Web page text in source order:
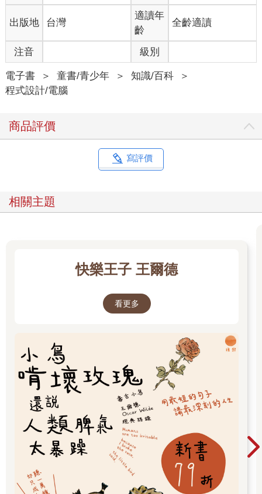
出版地 台灣
適讀年
齡
全齡適讀
注音 級別
電子書 ＞ 童書/青少年 ＞ 知識/百科
＞
程式設計/電腦
商品評價
寫評價
相關主題
快樂王子 王爾德
看更多